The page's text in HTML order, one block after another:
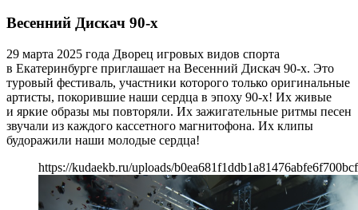
Весенний Дискач 90-х
29 марта 2025 года Дворец игровых видов спорта
в Екатеринбурге приглашает на Весенний Дискач 90-х. Это
туровый фестиваль, участники которого только оригинальные
артисты, покорившие наши сердца в эпоху 90-х! Их живые
и яркие образы мы повторяли. Их зажигательные ритмы песен
звучали из каждого кассетного магнитофона. Их клипы
будоражили наши молодые сердца!
https://kudaekb.ru/uploads/